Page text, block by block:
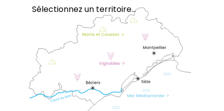
Sélectionnez un territoire...